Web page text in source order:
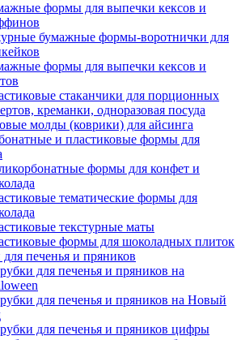
формы для выпечки кексов и
бумажные формы-воротнички для
формы для выпечки кексов и
стаканчики для порционных
креманки, одноразовая посуда
молды (коврики) для айсинга
и пластиковые формы для
формы для конфет и
тематические формы для
текстурные маты
формы для шоколадных плиток
печенья и пряников
для печенья и пряников на
для печенья и пряников на Новый
для печенья и пряников цифры